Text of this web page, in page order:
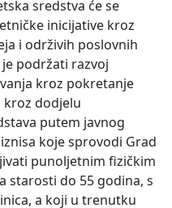
sredstva će se
inicijative kroz
i održivih poslovnih
podržati razvoj
kroz pokretanje
kroz dodjelu
putem javnog
koje sprovodi Grad
punoljetnim fizičkim
starosti do 55 godina, s
a koji u trenutku